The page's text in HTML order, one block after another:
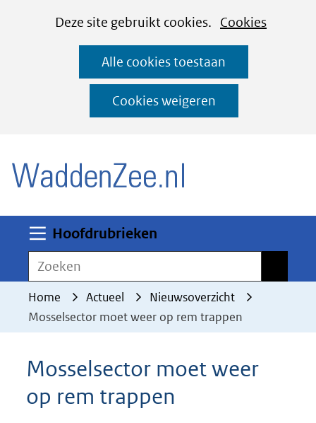
CookiesDeze site gebruikt cookies. Cookies
deze
worden
toegestaan
geweigerd.
Alle cookies toestaan
Cookies weigeren
Ga
naar
de
inhoud
Hoofdrubrieken
Zoeken
Home Actueel
Nieuwsoverzicht
Mosselsector moet weer op rem trappen
Mosselsector moet weer
op rem trappen